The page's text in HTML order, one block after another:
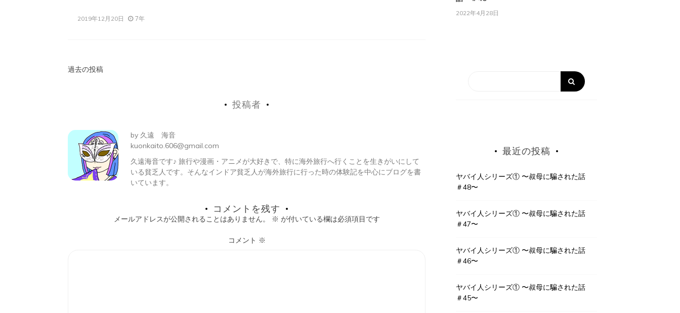
2019年12月20日 7年
投
ビ
ゲ
ー
過去の投稿
投稿者
by 久遠 海音
kuonkaito.606@gmail.com
久遠海音です♪ 旅行や漫画・アニメが大好きで、特に海外旅行へ行くことを生きがいにして
いる貧乏人です。そんなインドア貧乏人が海外旅行に行った時の体験記を中心にブログを書
いています。
コメントを残す
メールアドレスが公開されることはありません。 ※ が付いている欄は必須項目です
コメント ※
2022年4月28日
最近の投稿
ヤバイ人シリーズ① 〜叔母に騙された話
＃48〜
ヤバイ人シリーズ① 〜叔母に騙された話
＃47〜
ヤバイ人シリーズ① 〜叔母に騙された話
＃46〜
ヤバイ人シリーズ① 〜叔母に騙された話
＃45〜